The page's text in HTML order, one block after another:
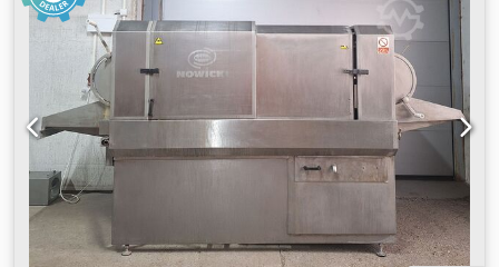
automatskim manipulisanjem boca, punjenjem i
postavljanjem zatvarača, obezbeđujući visok higijenski
standard i pouzdan rad u proizvodnji flaširane vode.
Tehničke specifikacije * Kapacitet: 200–300 boca/sat (u
zavisnosti od podešavanja ciklusa pranja) * Vreme pranja:
Podesivo od 40 do 120 sekundi * Veličina boce: Standardne
boce od 18,9 L (5 galona) * Napajanje: 400 V, 50 Hz *
Instalirana snaga: 9 kW * Potrošnja komprimovanog
vazduha: 800 L/h, 6 bara, bez ulja Codpozb Rmvefx Ac
Dsha * Potrošnja vode: 5.000 L/h, priključak 1", pritisak 2–4
bara * Težina: Približno 800–1000 kg * Minimalna površina